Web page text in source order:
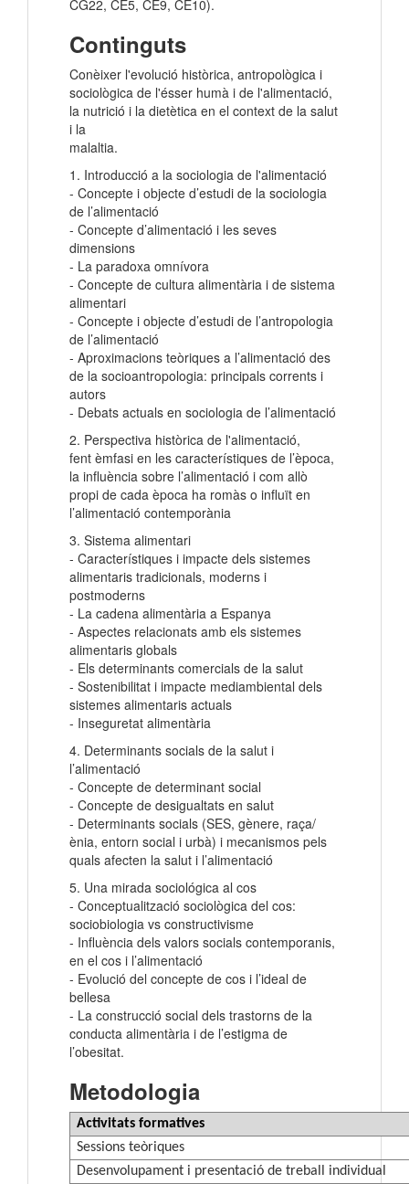
CG22, CE5, CE9, CE10).
Continguts
Conèixer l'evolució històrica, antropològica i
sociològica de l'ésser humà i de l'alimentació,
la nutrició i la dietètica en el context de la salut
i la
malaltia.
1. Introducció a la sociologia de l'alimentació
- Concepte i objecte d’estudi de la sociologia
de l’alimentació
- Concepte d’alimentació i les seves
dimensions
- La paradoxa omnívora
- Concepte de cultura alimentària i de sistema
alimentari
- Concepte i objecte d’estudi de l’antropologia
de l’alimentació
- Aproximacions teòriques a l’alimentació des
de la socioantropologia: principals corrents i
autors
- Debats actuals en sociologia de l’alimentació
2. Perspectiva històrica de l'alimentació,
fent èmfasi en les característiques de l’època,
la influència sobre l’alimentació i com allò
propi de cada època ha romàs o influït en
l’alimentació contemporània
3. Sistema alimentari
- Característiques i impacte dels sistemes
alimentaris tradicionals, moderns i
postmoderns
- La cadena alimentària a Espanya
- Aspectes relacionats amb els sistemes
alimentaris globals
- Els determinants comercials de la salut
- Sostenibilitat i impacte mediambiental dels
sistemes alimentaris actuals
- Inseguretat alimentària
4. Determinants socials de la salut i
l’alimentació
- Concepte de determinant social
- Concepte de desigualtats en salut
- Determinants socials (SES, gènere, raça/
ènia, entorn social i urbà) i mecanismos pels
quals afecten la salut i l’alimentació
5. Una mirada sociológica al cos
- Conceptualització sociològica del cos:
sociobiologia vs constructivisme
- Influència dels valors socials contemporanis,
en el cos i l’alimentació
- Evolució del concepte de cos i l’ideal de
bellesa
- La construcció social dels trastorns de la
conducta alimentària i de l’estigma de
l’obesitat.
Metodologia
Activitats formatives
Sessions teòriques
Desenvolupament i presentació de treball individual